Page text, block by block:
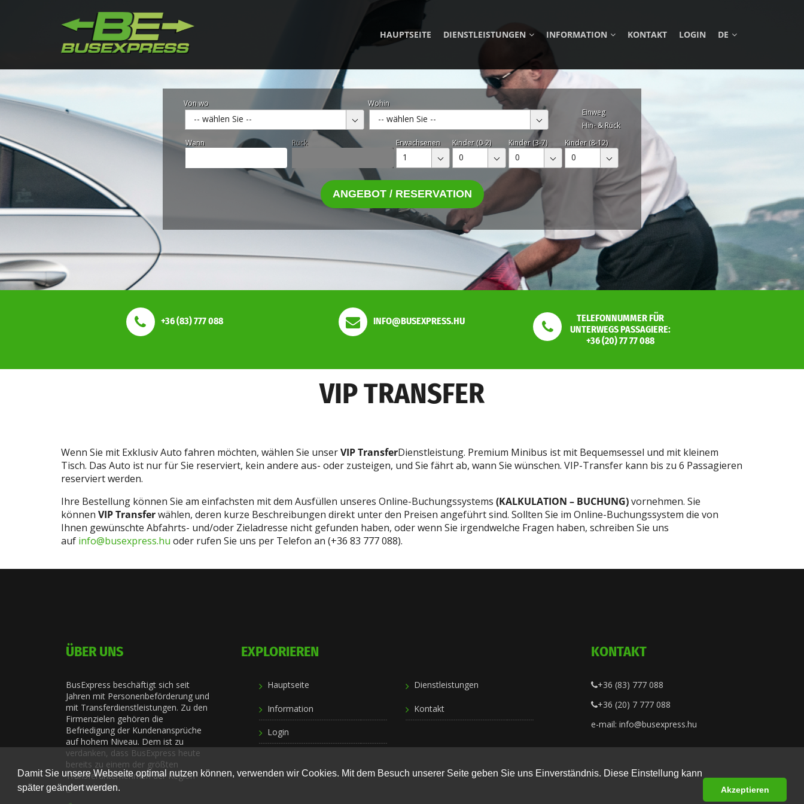
Damit Sie unsere Webseite optimal nutzen können, verwenden wir Cookies. Mit dem Besuch unserer Seite geben Sie uns Einverständnis. Diese Einstellung kann
später geändert werden.
Akzeptieren
HAUPTSEITE DIENSTLEISTUNGEN INFORMATION KONTAKT LOGIN DE
Von wo
-- wählen Sie --
Wohin
-- wählen Sie --
Einweg
Hin- & Rück
Wann
Rück Erwachsenen
1
Kinder (0-2)
0
Kinder (3-7)
0
Kinder (8-12)
0
ANGEBOT / RESERVATION
+36 (83) 777 088 INFO@BUSEXPRESS.HU
TELEFONNUMMER FÜR
UNTERWEGS PASSAGIERE:
+36 (20) 77 77 088
VIP TRANSFER
Wenn Sie mit Exklusiv Auto fahren möchten, wählen Sie unserVIP TransferDienstleistung. Premium Minibus ist mit Bequemsessel und mit kleinem
Tisch. Das Auto ist nur für Sie reserviert, kein andere aus- oder zusteigen, und Sie fährt ab, wann Sie wünschen. VIP-Transfer kann bis zu 6 Passagieren
reserviert werden.
Ihre Bestellung können Sie am einfachsten mit dem Ausfüllen unseres Online-Buchungssystems (KALKULATION – BUCHUNG)vornehmen. Sie
können VIP Transferwählen, deren kurze Beschreibungen direkt unter den Preisen angeführt sind. Sollten Sie im Online-Buchungssystem die von
Ihnen gewünschte Abfahrts- und/oder Zieladresse nicht gefunden haben, oder wenn Sie irgendwelche Fragen haben, schreiben Sie uns
auf info@busexpress.hu oder rufen Sie uns per Telefon an (+36 83 777 088).
ÜBER UNS
BusExpress beschäftigt sich seit
Jahren mit Personenbeförderung und
mit Transferdienstleistungen. Zu den
Firmenzielen gehören die
Befriedigung der Kundenansprüche
auf hohem Niveau. Dem ist zu
verdanken, dass BusExpress heute
bereits zu einem der größten
Transferunternehmen der Region
geworden ist.
EXPLORIEREN
Hauptseite Dienstleistungen
Information Kontakt
Login
KONTAKT
+36 (83) 777 088
+36 (20) 7 777 088
e-mail: info@busexpress.hu